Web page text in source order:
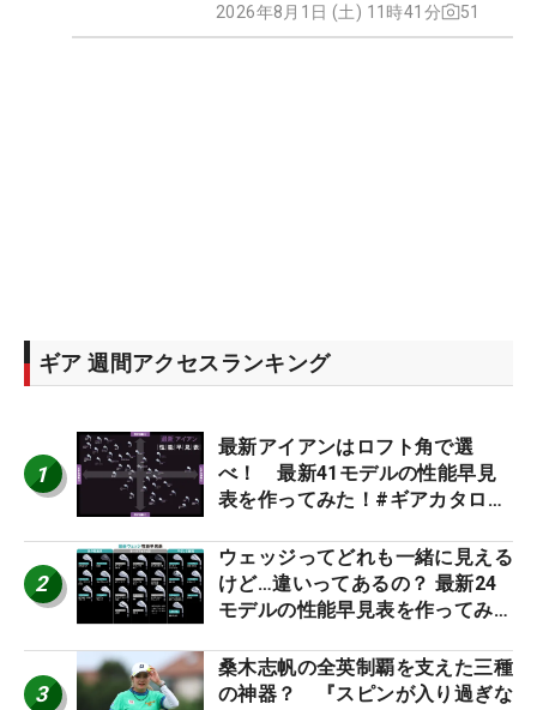
2026年8月1日 (土) 11時41分 51
ギア 週間アクセスランキング
1
最新アイアンはロフト角で選
べ！ 最新41モデルの性能早見
表を作ってみた！#ギアカタログ
2
ウェッジってどれも一緒に見える
けど…違いってあるの？ 最新24
モデルの性能早見表を作ってみ
3
桑木志帆の全英制覇を支えた三種
の神器？ 『スピンが入り過ぎな